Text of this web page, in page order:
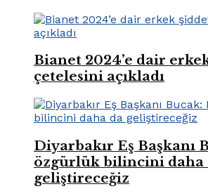
Bianet 2024’e dair
çetelesini açıkladı
Diyarbakır Eş Başkanı
özgürlük bilincini daha
geliştireceğiz